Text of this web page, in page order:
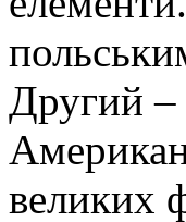
Другий –
великих